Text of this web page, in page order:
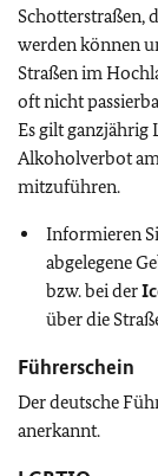
Schotterstraßen,
werden können
Straßen im
oft nicht
Es gilt ganzjährig
Alkoholverbot
mitzuführen.
Informieren
abgelegene
bzw. bei der
über die
Führerschein
Der deutsche
anerkannt.